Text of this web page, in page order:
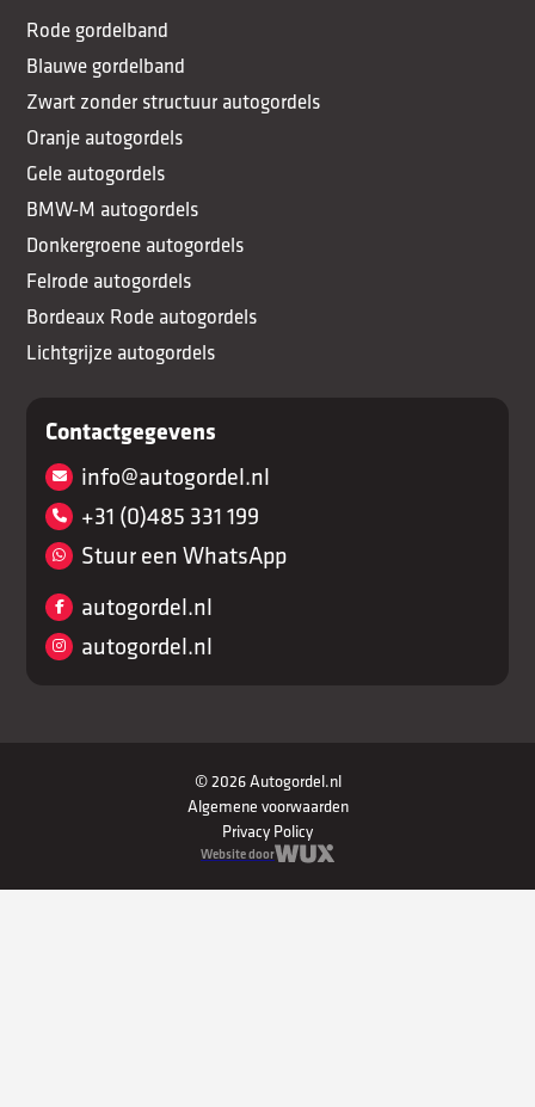
Rode gordelband
Blauwe gordelband
Zwart zonder structuur autogordels
Oranje autogordels
Gele autogordels
BMW-M autogordels
Donkergroene autogordels
Felrode autogordels
Bordeaux Rode autogordels
Lichtgrijze autogordels
Contactgegevens
info@autogordel.nl
+31 (0)485 331 199
Stuur een WhatsApp
autogordel.nl
autogordel.nl
© 2026 Autogordel.nl
Algemene voorwaarden
Privacy Policy
Website door